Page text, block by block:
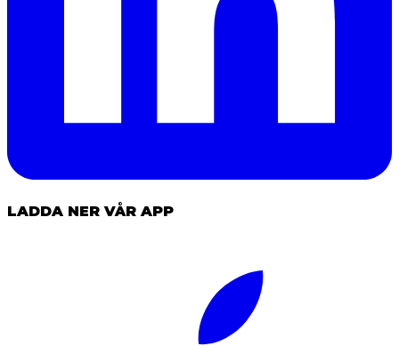
LADDA NER VÅR APP